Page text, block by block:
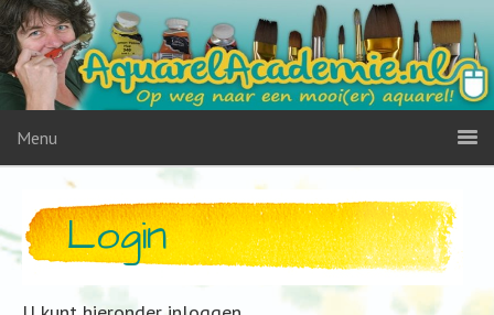
Menu
Login